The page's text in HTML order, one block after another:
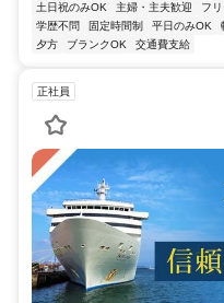
土日祝のみOK
主婦・主夫歓迎 フ
学歴不問
固定時間制 平日のみOK
夕方
ブランクOK 交通費支給
正社員